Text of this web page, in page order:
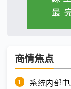
商情焦点
系统内部